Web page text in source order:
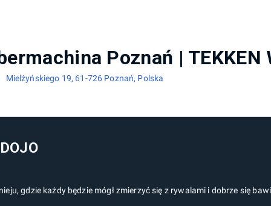
Mielżyńskiego 19, 61-726 Poznań, Polska
gdzie każdy będzie mógł zmierzyć się z rywalami i dobrze się